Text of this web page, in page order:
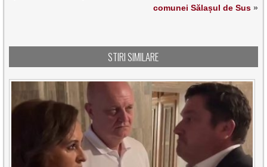
comunei Sălașul de Sus»
STIRI SIMILARE